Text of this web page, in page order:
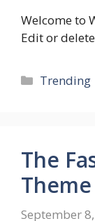
Welcome to
Edit or
Categories
Trending
The
Theme
September